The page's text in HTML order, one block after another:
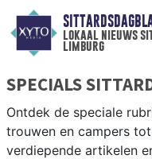
lokaal nieuws
limburg
SPECIALS
Ontdek de speciale
trouwen en campers
verdiepende artikelen